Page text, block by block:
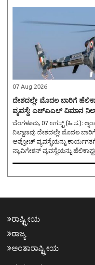
07 Aug 2026
ದೇಶದಲ್ಲೇ ಮೊದಲ ಬಾರಿಗೆ
ವ್ಯವಸ್ಥೆ: ಎಚ್ಎಎಲ್ ವಿಮಾನ
ಬೆಂಗಳೂರು, 07 ಆಗಸ್ಟ್ (ಹಿ.ಸ.): ಆ್ಯಂಕರ್:ಬೆಂಗಳೂರಿನ ಎಚ್‌ಎಎಲ್‌ ವಿಮಾನ
ನಿಲ್ದಾಣವು ದೇಶದಲ್ಲೇ ಮೊದಲ ಬಾರಿಗೆ
ಅಪ್ರೋಚ್‌ ವ್ಯವಸ್ಥೆಯನ್ನು
ನ್ಯಾವಿಗೇಶನ್ ವ್ಯವಸ್ಥೆಯನ್ನು
ರಾಷ್ಟ್ರೀಯ
ರಾಜ್ಯ
ಅಂತಾರಾಷ್ಟ್ರೀಯ